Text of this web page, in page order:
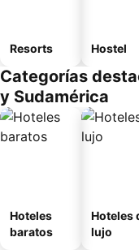
Resorts Hostel
Categorías
y Sudamérica
Hoteles
baratos
Hoteles
lujo